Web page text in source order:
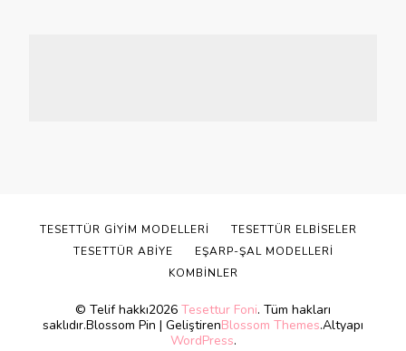
© Telif hakkı2026 Tesettur Foni. Tüm hakları
saklıdır.Blossom Pin | GeliştirenBlossom Themes.Altyapı
WordPress.
TESETTÜR GIYIM MODELLERI
TESETTÜR ELBISELER
TESETTÜR ABIYE
EŞARP-ŞAL MODELLERI
KOMBINLER